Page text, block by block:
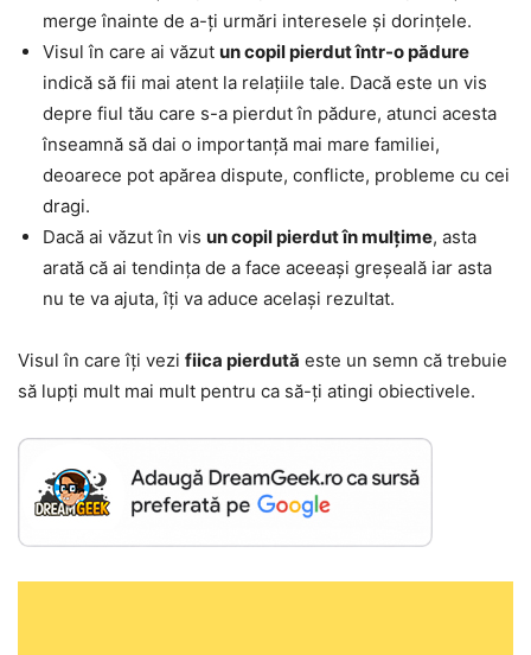
merge înainte de a-ți urmări interesele și dorințele.
Visul în care ai văzut un copil pierdut într-o pădure
indică să fii mai atent la relațiile tale. Dacă este un vis
depre fiul tău care s-a pierdut în pădure, atunci acesta
înseamnă să dai o importanță mai mare familiei,
deoarece pot apărea dispute, conflicte, probleme cu cei
dragi.
Dacă ai văzut în vis un copil pierdut în mulțime, asta
arată că ai tendința de a face aceeași greșeală iar asta
nu te va ajuta, îți va aduce același rezultat.
Visul în care îți vezi fiica pierdută este un semn că trebuie
să lupți mult mai mult pentru ca să-ți atingi obiectivele.